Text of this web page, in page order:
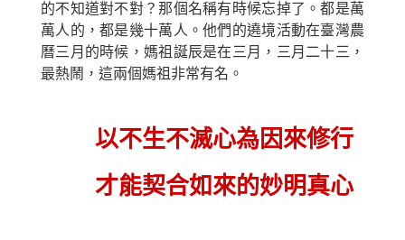
的不知道對不對？那個名稱有時候忘掉了。都是萬
萬人的，都是幾十萬人。他們的遶境活動在臺灣農
曆三月的時候，媽祖誕辰是在三月，三月二十三，
最熱鬧，這兩個媽祖非常有名。
以不生不滅心為因來修行
才能契合如來的妙明真心